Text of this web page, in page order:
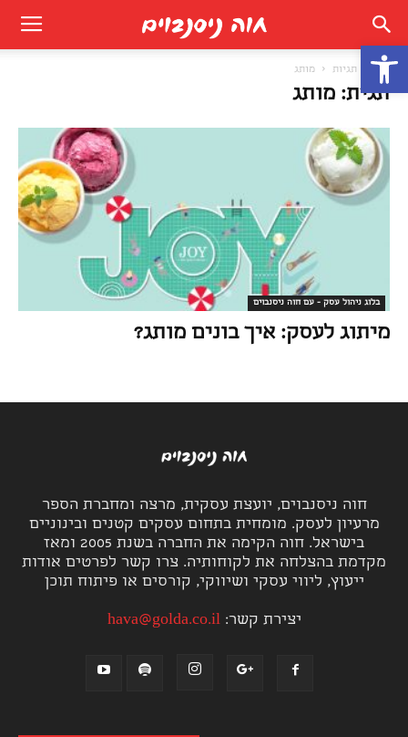
פתח סרגל נגישות
תגיות מותג
תגית: מותג
בלוג ניהול עסק - עם חוה ניסנבוים
מיתוג לעסק: איך בונים מותג?
חוה ניסנבוים, יועצת עסקית, מרצה ומחברת הספר
מרעיון לעסק. מומחית בתחום עסקים קטנים ובינוניים
בישראל. חוה הקימה את החברה בשנת 2005 ומאז
מקדמת בהצלחה את לקוחותיה. צרו קשר לפרטים אודות
ייעוץ, ליווי עסקי ושיווקי, קורסים או פיתוח תוכן
יצירת קשר:hava@golda.co.il